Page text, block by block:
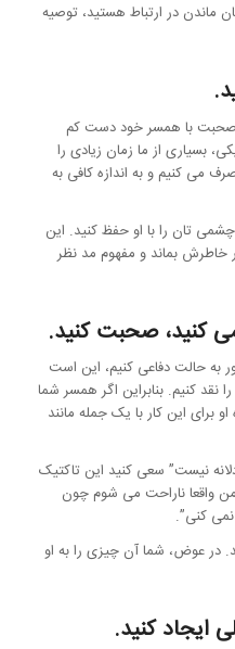
ماندن در ارتباط هستید، توصیه
صحبت با همسر خود دست کم
بسیاری از ما زمان زیادی را
می کنیم و به اندازه کافی به
چشمی تان را با او حفظ کنید. این
بماند و مفهوم مد نظر
به حالت دفاعی کنیم، این است
نقد کنیم. بنابراین اگر همسر شما
برای این کار با یک جمله مانند
نیست” سعی کنید این تاکتیک
من واقعا ناراحت می شوم چون
کنی”.
در عوض، شما آن چیزی را به او